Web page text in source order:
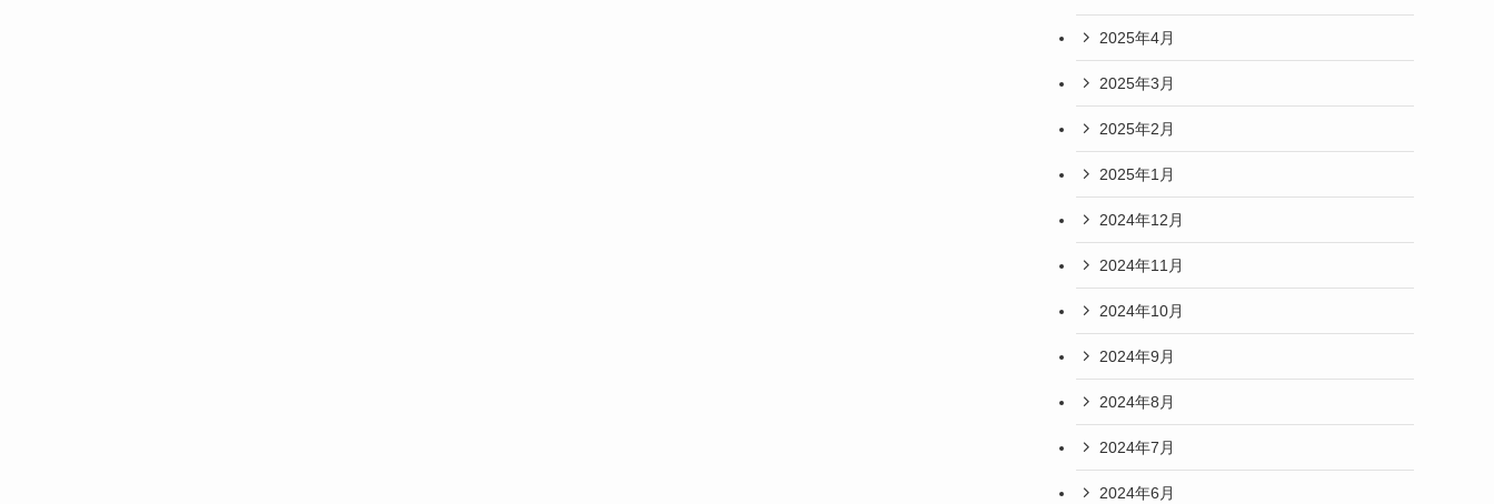
2025年4月
2025年3月
2025年2月
2025年1月
2024年12月
2024年11月
2024年10月
2024年9月
2024年8月
2024年7月
2024年6月